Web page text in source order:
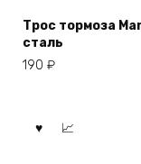
Трос тормоза
сталь
190 ₽